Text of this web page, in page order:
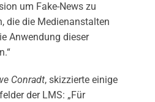
um Fake-News zu
die die Medienanstalten
Anwendung dieser
Conradt, skizzierte einige
der LMS: „Für